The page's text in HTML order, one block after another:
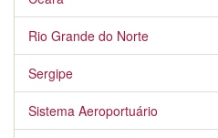
Rio Grande do Norte
Sergipe
Sistema Aeroportuário